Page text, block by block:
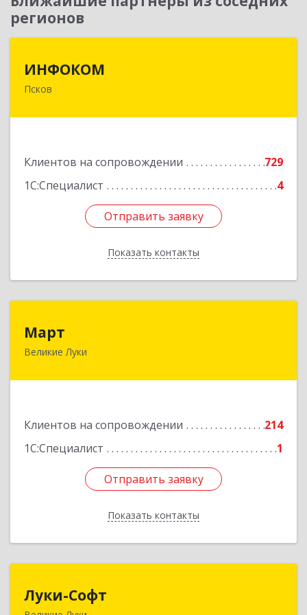
регионов
ИНФОКОМ
Псков
Клиентов на сопровождении
729
1С:Специалист
4
Отправить заявку
Показать контакты
180000, Псковская обл, Псков г, Советская ул,
Отправить заявку
Назад
Март
Великие Луки
Клиентов на сопровождении
214
1С:Специалист
1
Отправить заявку
Показать контакты
182113, Псковская обл, Великие Луки г,
Отправить заявку
Назад
Луки-Софт